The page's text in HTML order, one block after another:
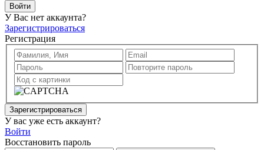
Войти
У Вас нет аккаунта?
Зарегистрироваться
Регистрация
Зарегистрироваться
У вас уже есть аккаунт?
Войти
Восстановить пароль